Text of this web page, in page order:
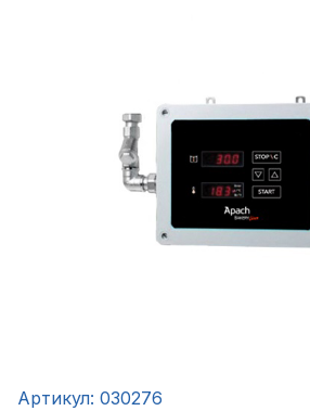
Артикул: 030276